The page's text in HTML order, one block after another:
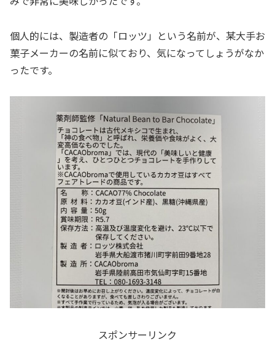
個人的には、製造者の「ロッツ」という名前が、某大手お
菓子メーカーの名前に似ており、気になってしょうがなか
ったです。
スポンサーリンク